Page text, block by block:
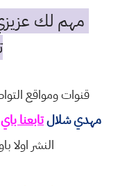
مهم لك عزيزي
قنوات ومواقع
مهدي شلالتابعنا
النشر اولا